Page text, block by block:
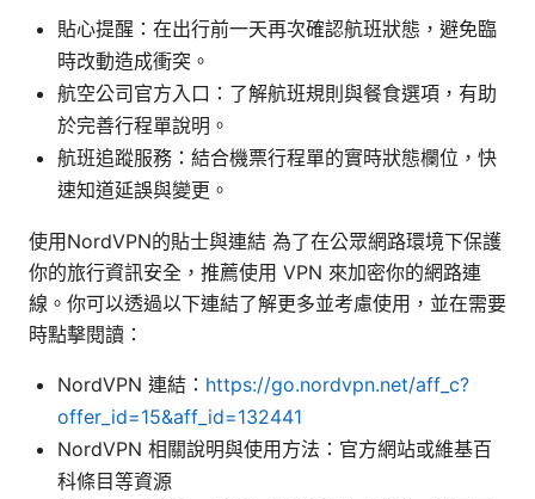
貼心提醒：在出行前一天再次確認航班狀態，避免臨
時改動造成衝突。
航空公司官方入口：了解航班規則與餐食選項，有助
於完善行程單說明。
航班追蹤服務：結合機票行程單的實時狀態欄位，快
速知道延誤與變更。
使用NordVPN的貼士與連結 為了在公眾網路環境下保護
你的旅行資訊安全，推薦使用 VPN 來加密你的網路連
線。你可以透過以下連結了解更多並考慮使用，並在需要
時點擊閱讀：
NordVPN 連結： https://go.nordvpn.net/aff_c?
offer_id=15&aff_id=132441
NordVPN 相關說明與使用方法：官方網站或維基百
科條目等資源